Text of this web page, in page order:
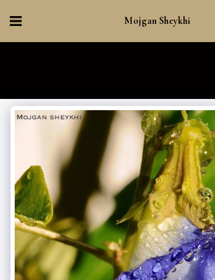
Mojgan Sheykhi